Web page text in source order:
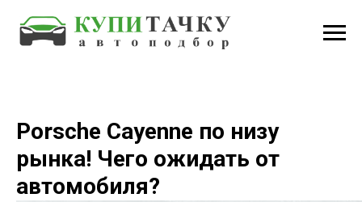
Porsche Cayenne по низу
рынка! Чего ожидать от
автомобиля?